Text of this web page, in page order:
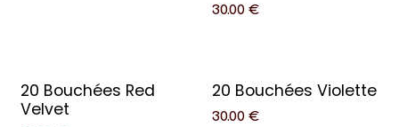
30.00€
20 Bouchées Red
Velvet
20 Bouchées Violette
30.00€